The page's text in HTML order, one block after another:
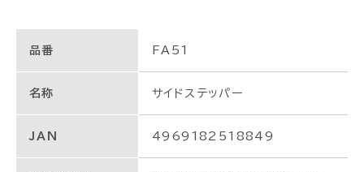
品番 FA51
名称 サイドステッパー
JAN 4969182518849